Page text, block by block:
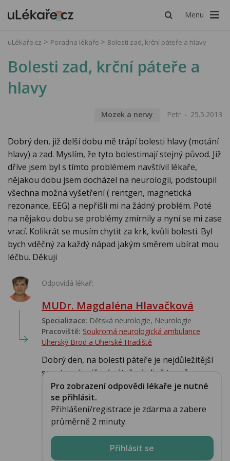
Menu
uLékaře.cz Poradna lékaře Bolesti zad, krční páteře a hlavy
Bolesti zad, krční páteře a
hlavy
Mozek a nervy Petr 25.5.2013
Dobrý den, již delší dobu mě trápí bolesti hlavy (motání
hlavy) a zad. Myslím, že tyto bolestimají stejný původ. Již
dříve jsem byl s tímto problémem navštívil lékaře,
nějakou dobu jsem docházel na neurologii, podstoupil
všechna možná vyšetření ( rentgen, magnetická
rezonance, EEG) a nepřišli mi na žádný problém. Poté
na nějakou dobu se problémy zmírnily a nyní se mi zase
vrací. Kolikrát se musím chytit za krk, kvůli bolesti. Byl
bych vděčný za každý nápad jakým směrem ubírat mou
léčbu. Děkuji
Odpovídá lékař:
MUDr. Magdaléna Hlavačková
Specializace: Dětská neurologie, Neurologie
Pracoviště: Soukromá neurologická ambulance
Uherský Brod a Uherské Hradiště
Dobrý den, na bolesti páteře je nejdůležitější
soustavné cvičení páteře, jedině to mů...
Pro zobrazení odpovědi lékaře je nutné
se přihlásit.
Přihlášení/registrace je zdarma a zabere
průměrně 2 minuty.
Přihlásit se